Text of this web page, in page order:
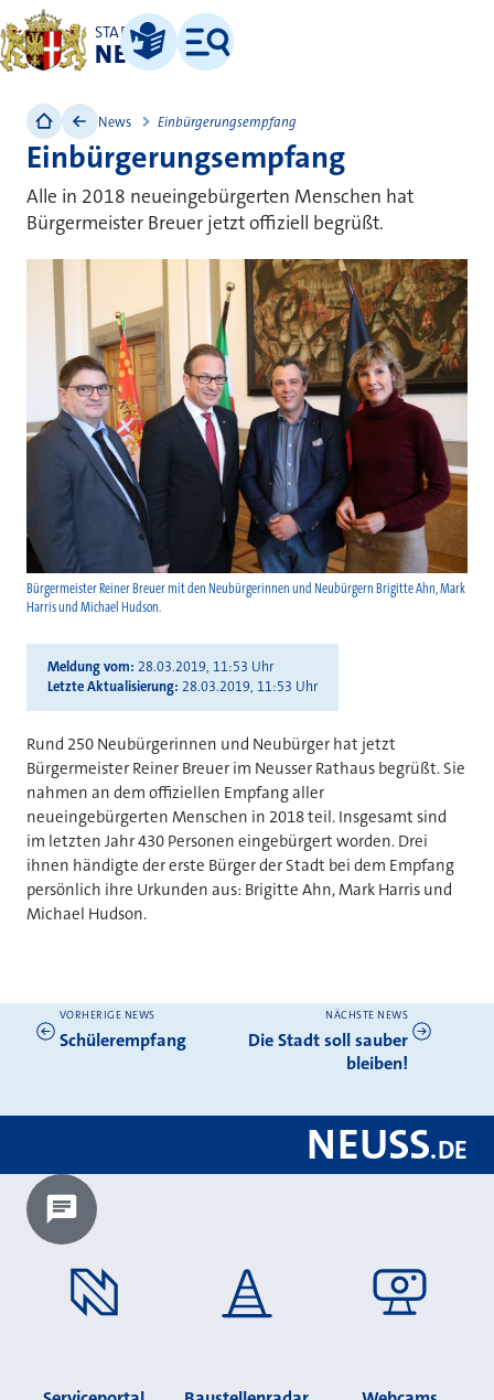
STADT
NEUSS
Leichte Sprache
Menü
Bürgermeister Reiner Breuer mit den Neubürgerinnen und Neubürgern Brigitte Ahn, Mark
Harris und Michael Hudson.
News Einbürgerungsempfang
Einbürgerungsempfang
Alle in 2018 neueingebürgerten Menschen hat
Bürgermeister Breuer jetzt offiziell begrüßt.
Meldung vom 28.03.2019, 11:53 Uhr
Letzte Aktualisierung 28.03.2019, 11:53 Uhr
Rund 250 Neubürgerinnen und Neubürger hat jetzt
Bürgermeister Reiner Breuer im Neusser Rathaus begrüßt. Sie
nahmen an dem offiziellen Empfang aller
neueingebürgerten Menschen in 2018 teil. Insgesamt sind
im letzten Jahr 430 Personen eingebürgert worden. Drei
ihnen händigte der erste Bürger der Stadt bei dem Empfang
persönlich ihre Urkunden aus: Brigitte Ahn, Mark Harris und
Michael Hudson.
Weitere News
VORHERIGE NEWS
Schülerempfang
NÄCHSTE NEWS
Die Stadt soll sauber
bleiben!
NEUSS.DE
Chatbot laden?